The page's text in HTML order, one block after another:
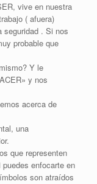
vive en nuestra
( afuera)
seguridad . Si nos
probable que
Y le
y nos
acerca de
una
que representen
enfocarte en
son atraídos